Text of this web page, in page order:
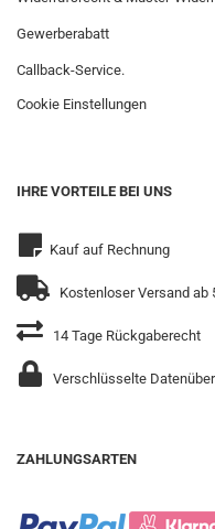
Gewerberabatt
Callback-Service.
Cookie Einstellungen
IHRE VORTEILE BEI UNS
Kauf auf Rechnung
Kostenloser Versand ab
14 Tage Rückgaberecht
Verschlüsselte
ZAHLUNGSARTEN